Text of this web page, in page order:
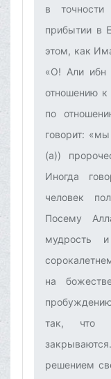
в
прибытии в
этом, как
«О! Али ибн
отношению
по
говорит:
(а))
Иногда
человек
Посему
мудрость
на
так, что
решением